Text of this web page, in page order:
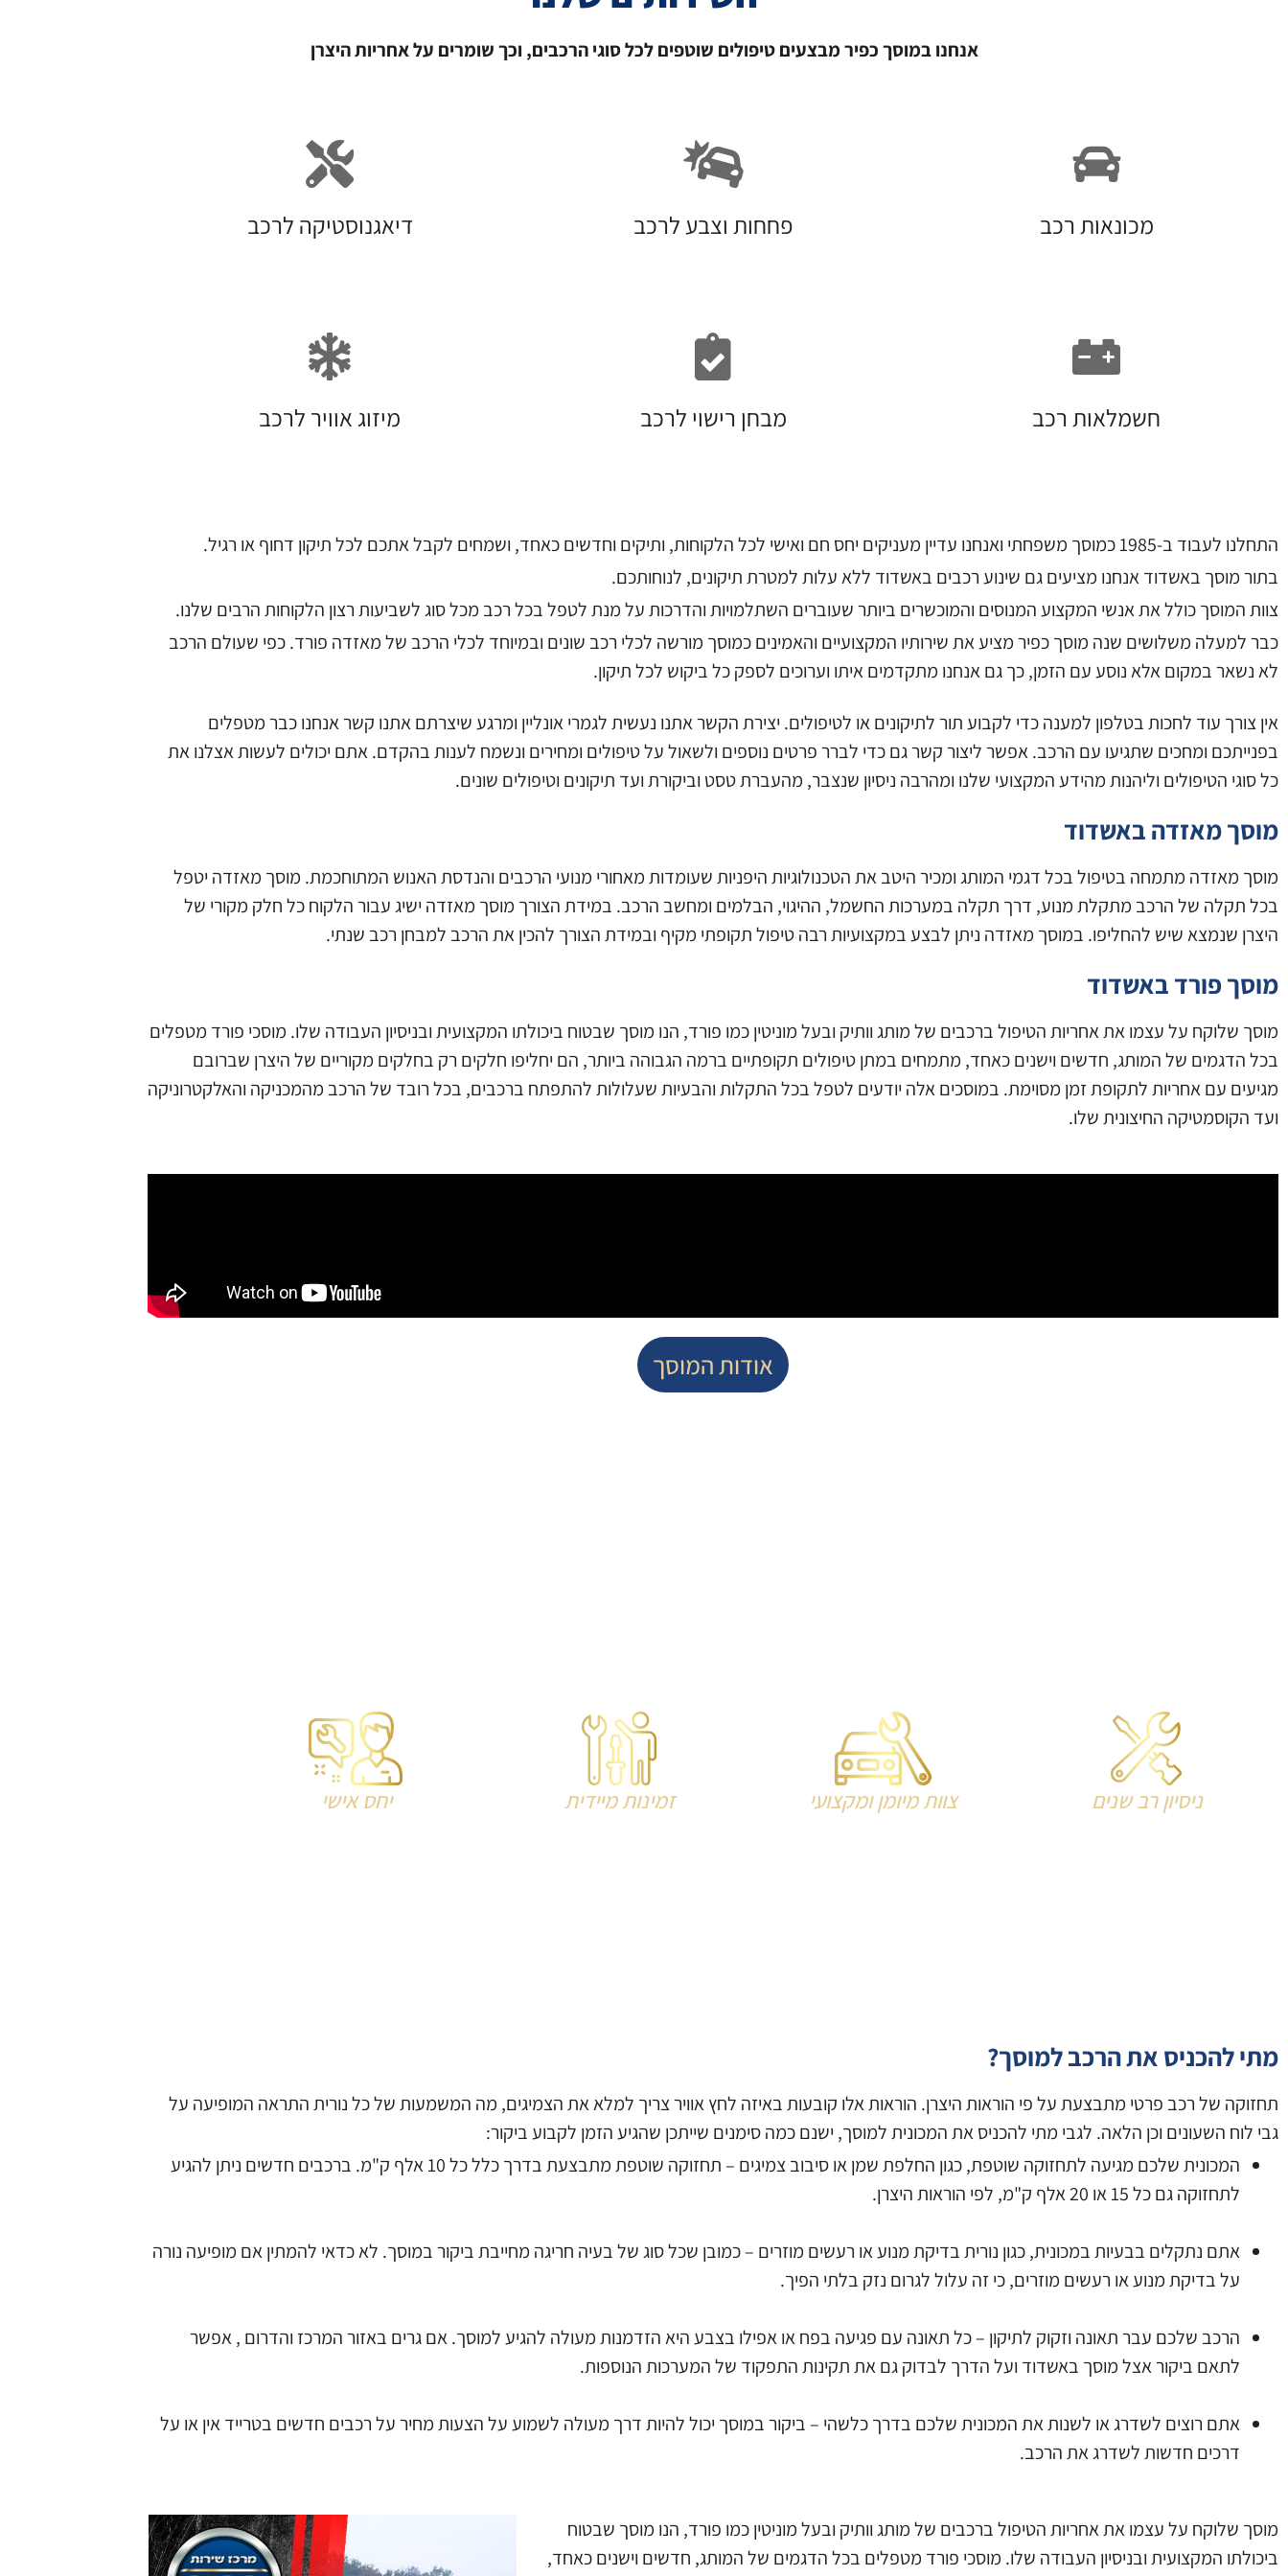
אנחנו במוסך כפיר מבצעים טיפולים שוטפים לכל סוגי הרכבים, וכך שומרים על אחריות היצרן
מכונאות רכב פחחות וצבע לרכב דיאגנוסטיקה לרכב
חשמלאות רכב מבחן רישוי לרכב מיזוג אוויר לרכב
התחלנו לעבוד ב-1985 כמוסך משפחתי ואנחנו עדיין מעניקים יחס חם ואישי לכל הלקוחות, ותיקים וחדשים כאחד, ושמחים לקבל אתכם לכל תיקון דחוף או רגיל.
בתור מוסך באשדוד אנחנו מציעים גם שינוע רכבים באשדוד ללא עלות למטרת תיקונים, לנוחותכם.
צוות המוסך כולל את אנשי המקצוע המנוסים והמוכשרים ביותר שעוברים השתלמויות והדרכות על מנת לטפל בכל רכב מכל סוג לשביעות רצון הלקוחות הרבים שלנו.
כבר למעלה משלושים שנה מוסך כפיר מציע את שירותיו המקצועיים והאמינים כמוסך מורשה לכלי רכב שונים ובמיוחד לכלי הרכב של מאזדה פורד. כפי שעולם הרכב
לא נשאר במקום אלא נוסע עם הזמן, כך גם אנחנו מתקדמים איתו וערוכים לספק כל ביקוש לכל תיקון.
אין צורך עוד לחכות בטלפון למענה כדי לקבוע תור לתיקונים או לטיפולים. יצירת הקשר אתנו נעשית לגמרי אונליין ומרגע שיצרתם אתנו קשר אנחנו כבר מטפלים
בפנייתכם ומחכים שתגיעו עם הרכב. אפשר ליצור קשר גם כדי לברר פרטים נוספים ולשאול על טיפולים ומחירים ונשמח לענות בהקדם. אתם יכולים לעשות אצלנו את
כל סוגי הטיפולים וליהנות מהידע המקצועי שלנו ומהרבה ניסיון שנצבר, מהעברת טסט וביקורת ועד תיקונים וטיפולים שונים.
מוסך מאזדה באשדוד
מוסך מאזדה מתמחה בטיפול בכל דגמי המותג ומכיר היטב את הטכנולוגיות היפניות שעומדות מאחורי מנועי הרכבים והנדסת האנוש המתוחכמת. מוסך מאזדה יטפל
בכל תקלה של הרכב מתקלת מנוע, דרך תקלה במערכות החשמל, ההיגוי, הבלמים ומחשב הרכב. במידת הצורך מוסך מאזדה ישיג עבור הלקוח כל חלק מקורי של
היצרן שנמצא שיש להחליפו. במוסך מאזדה ניתן לבצע במקצועיות רבה טיפול תקופתי מקיף ובמידת הצורך להכין את הרכב למבחן רכב שנתי.
מוסך פורד באשדוד
מוסך שלוקח על עצמו את אחריות הטיפול ברכבים של מותג וותיק ובעל מוניטין כמו פורד, הנו מוסך שבטוח ביכולתו המקצועית ובניסיון העבודה שלו. מוסכי פורד מטפלים
בכל הדגמים של המותג, חדשים וישנים כאחד, מתמחים במתן טיפולים תקופתיים ברמה הגבוהה ביותר, הם יחליפו חלקים רק בחלקים מקוריים של היצרן שברובם
מגיעים עם אחריות לתקופת זמן מסוימת. במוסכים אלה יודעים לטפל בכל התקלות והבעיות שעלולות להתפתח ברכבים, בכל רובד של הרכב מהמכניקה והאלקטרוניקה
ועד הקוסמטיקה החיצונית שלו.
אודות המוסך
ניסיון רב שנים צוות מיומן ומקצועי זמינות מיידית יחס אישי
מתי להכניס את הרכב למוסך?
תחזוקה של רכב פרטי מתבצעת על פי הוראות היצרן. הוראות אלו קובעות באיזה לחץ אוויר צריך למלא את הצמיגים, מה המשמעות של כל נורית התראה המופיעה על
גבי לוח השעונים וכן הלאה. לגבי מתי להכניס את המכונית למוסך, ישנם כמה סימנים שייתכן שהגיע הזמן לקבוע ביקור:
המכונית שלכם מגיעה לתחזוקה שוטפת, כגון החלפת שמן או סיבוב צמיגים – תחזוקה שוטפת מתבצעת בדרך כלל כל 10 אלף ק"מ. ברכבים חדשים ניתן להגיע
לתחזוקה גם כל 15 או 20 אלף ק"מ, לפי הוראות היצרן.
אתם נתקלים בבעיות במכונית, כגון נורית בדיקת מנוע או רעשים מוזרים – כמובן שכל סוג של בעיה חריגה מחייבת ביקור במוסך. לא כדאי להמתין אם מופיעה נורה
על בדיקת מנוע או רעשים מוזרים, כי זה עלול לגרום נזק בלתי הפיך.
הרכב שלכם עבר תאונה וזקוק לתיקון – כל תאונה עם פגיעה בפח או אפילו בצבע היא הזדמנות מעולה להגיע למוסך. אם גרים באזור המרכז והדרום , אפשר
לתאם ביקור אצל מוסך באשדוד ועל הדרך לבדוק גם את תקינות התפקוד של המערכות הנוספות.
אתם רוצים לשדרג או לשנות את המכונית שלכם בדרך כלשהי – ביקור במוסך יכול להיות דרך מעולה לשמוע על הצעות מחיר על רכבים חדשים בטרייד אין או על
דרכים חדשות לשדרג את הרכב.
מוסך שלוקח על עצמו את אחריות הטיפול ברכבים של מותג וותיק ובעל מוניטין כמו פורד, הנו מוסך שבטוח
ביכולתו המקצועית ובניסיון העבודה שלו. מוסכי פורד מטפלים בכל הדגמים של המותג, חדשים וישנים כאחד,